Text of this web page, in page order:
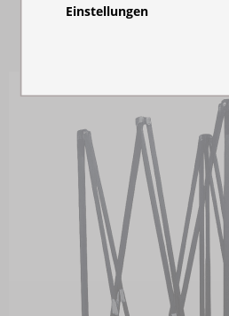
Einstellungen